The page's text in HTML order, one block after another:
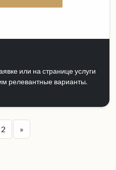
или на странице услуги
релевантные варианты.
2 »